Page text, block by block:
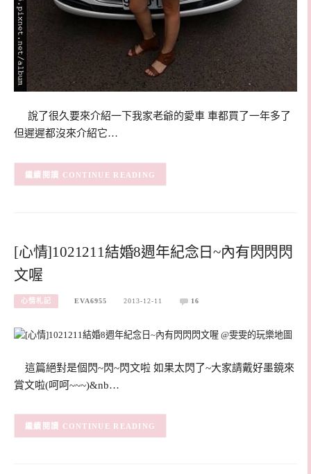
說了很久要來介紹一下我家老爺的愛車 車都買了一年多了
但遲遲都沒來介紹它…
CONTINUE READING
[心情]1021211結婚8週年紀念日~內有閃閃閃
文喔
心情札記 EVA6955 2013-12-11 16
這篇絕對是個閃~閃~閃文啦 如果太閃了~大家請戴好墨鏡來
賞文啦(呵呵~~~)&nb…
CONTINUE READING